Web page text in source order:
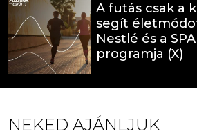
A futás csak a
segít
Nestlé és a
programja (X)
NEKED AJÁNLJUK